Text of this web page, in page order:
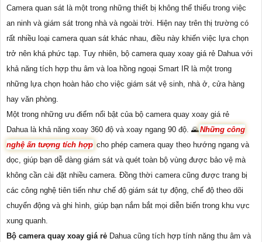
Camera quan sát là một trong những thiết bị không thể thiếu trong việc
an ninh và giám sát trong nhà và ngoài trời. Hiện nay trên thị trường có
rất nhiều loại camera quan sát khác nhau, điều này khiến việc lựa chọn
trở nên khá phức tạp. Tuy nhiên, bộ camera quay xoay giá rẻ Dahua với
khả năng tích hợp thu âm và loa hồng ngoại Smart IR là một trong
những lựa chọn hoàn hảo cho việc giám sát vệ sinh, nhà ở, cửa hàng
hay văn phòng.
Một trong những ưu điểm nổi bật của bộ camera quay xoay giá rẻ
Dahua là khả năng xoay 360 độ và xoay ngang 90 độ. 🌄Những công
nghệ ấn tượng tích hợp cho phép camera quay theo hướng ngang và
dọc, giúp bạn dễ dàng giám sát và quét toàn bộ vùng được bảo vệ mà
không cần cài đặt nhiều camera. Đồng thời camera cũng được trang bị
các công nghệ tiên tiến như chế độ giám sát tự động, chế độ theo dõi
chuyển động và ghi hình, giúp bạn nắm bắt mọi diễn biến trong khu vực
xung quanh.
Bộ camera quay xoay giá rẻ Dahua cũng tích hợp tính năng thu âm và